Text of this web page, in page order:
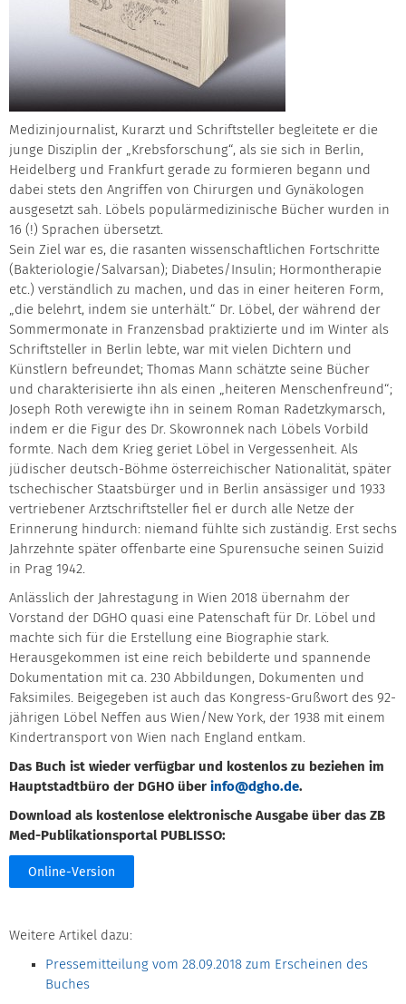
Medizinjournalist, Kurarzt und Schriftsteller begleitete er die
junge Disziplin der „Krebsforschung“, als sie sich in Berlin,
Heidelberg und Frankfurt gerade zu formieren begann und
dabei stets den Angriffen von Chirurgen und Gynäkologen
ausgesetzt sah. Löbels populärmedizinische Bücher wurden in
16 (!) Sprachen übersetzt.
Sein Ziel war es, die rasanten wissenschaftlichen Fortschritte
(Bakteriologie/Salvarsan); Diabetes/Insulin; Hormontherapie
etc.) verständlich zu machen, und das in einer heiteren Form,
„die belehrt, indem sie unterhält.“ Dr. Löbel, der während der
Sommermonate in Franzensbad praktizierte und im Winter als
Schriftsteller in Berlin lebte, war mit vielen Dichtern und
Künstlern befreundet; Thomas Mann schätzte seine Bücher
und charakterisierte ihn als einen „heiteren Menschenfreund“;
Joseph Roth verewigte ihn in seinem Roman Radetzkymarsch,
indem er die Figur des Dr. Skowronnek nach Löbels Vorbild
formte. Nach dem Krieg geriet Löbel in Vergessenheit. Als
jüdischer deutsch-Böhme österreichischer Nationalität, später
tschechischer Staatsbürger und in Berlin ansässiger und 1933
vertriebener Arztschriftsteller fiel er durch alle Netze der
Erinnerung hindurch: niemand fühlte sich zuständig. Erst sechs
Jahrzehnte später offenbarte eine Spurensuche seinen Suizid
in Prag 1942.
Anlässlich der Jahrestagung in Wien 2018 übernahm der
Vorstand der DGHO quasi eine Patenschaft für Dr. Löbel und
machte sich für die Erstellung eine Biographie stark.
Herausgekommen ist eine reich bebilderte und spannende
Dokumentation mit ca. 230 Abbildungen, Dokumenten und
Faksimiles. Beigegeben ist auch das Kongress-Grußwort des 92-
jährigen Löbel Neffen aus Wien/New York, der 1938 mit einem
Kindertransport von Wien nach England entkam.
Das Buch ist wieder verfügbar und kostenlos zu beziehen im
Hauptstadtbüro der DGHO über info@dgho.de.
Download als kostenlose elektronische Ausgabe über das ZB
Med-Publikationsportal PUBLISSO:
Online-Version
Weitere Artikel dazu:
Pressemitteilung vom 28.09.2018 zum Erscheinen des
Buches